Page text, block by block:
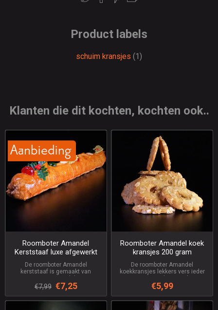
Product labels
schuim kransjes (1)
Klanten die dit kochten, kochten ook..
Roomboter Amandel
Kerststaaf luxe afgewerkt
De roomboter Amandel
kerststaaf is gemaakt van
zuivere 100 % amandelspijs van
de beste geselecteerde
amandelen
€7,99 €7,25
Roomboter Amandel koek
kransjes 200 gram
De roomboter Amandel
koekkransjes lekkers vers ieder
jaar weer een traktatie Pakje van
200 gram
€5,99